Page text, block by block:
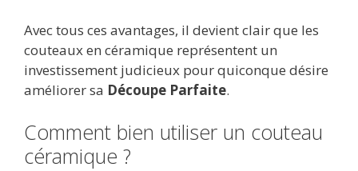
Avec tous ces avantages, il devient clair que les
couteaux en céramique représentent un
investissement judicieux pour quiconque désire
améliorer sa Découpe Parfaite.
Comment bien utiliser un couteau
céramique ?